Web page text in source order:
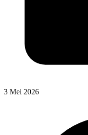
3 Mei 2026